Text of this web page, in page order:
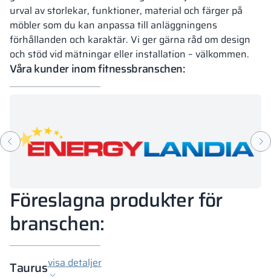
urval av storlekar, funktioner, material och färger på
möbler som du kan anpassa till anläggningens
förhållanden och karaktär. Vi ger gärna råd om design
och stöd vid mätningar eller installation – välkommen.
Våra kunder inom fitnessbranschen:
Föreslagna produkter för
branschen:
Taurusvisa detaljer